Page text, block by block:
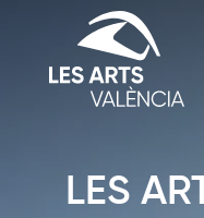
LES